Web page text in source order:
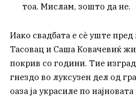
тоа. Мислам, зошто да не.
Иако свадбата е сè уште пред
Тасовац и Саша Ковачевиќ
покрив со години. Тие
гнездо во луксузен дел од
оаза ја украсиле по